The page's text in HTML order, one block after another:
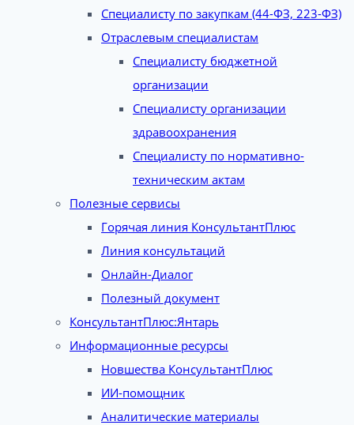
Специалисту по закупкам (44-ФЗ, 223-ФЗ)
Отраслевым специалистам
Специалисту бюджетной
организации
Специалисту организации
здравоохранения
Специалисту по нормативно-
техническим актам
Полезные сервисы
Горячая линия КонсультантПлюс
Линия консультаций
Онлайн-Диалог
Полезный документ
КонсультантПлюс:Янтарь
Информационные ресурсы
Новшества КонсультантПлюс
ИИ-помощник
Аналитические материалы